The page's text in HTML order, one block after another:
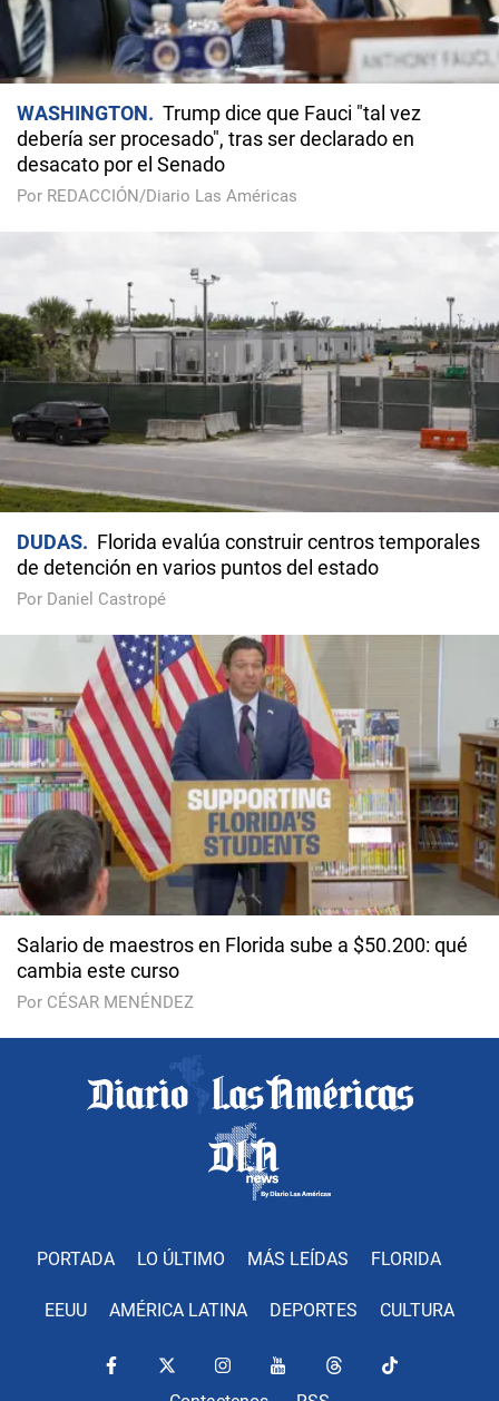
WASHINGTON
Trump dice que Fauci "tal vez
debería ser procesado", tras ser declarado en
desacato por el Senado
Por REDACCIÓN/Diario Las Américas
DUDAS
Florida evalúa construir centros temporales
de detención en varios puntos del estado
Por Daniel Castropé
Salario de maestros en Florida sube a $50.200: qué
cambia este curso
Por CÉSAR MENÉNDEZ
PORTADA LO ÚLTIMO MÁS LEÍDAS FLORIDA
EEUU AMÉRICA LATINA DEPORTES CULTURA